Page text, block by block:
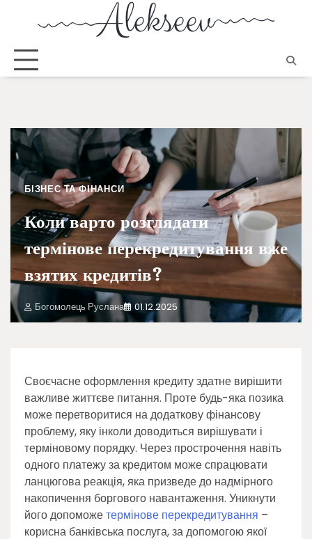
БІЗНЕС ТА ФІНАНСИ
Коли варто розглядати
термінове перекредитування вже
взятих кредитів?
Богомолець Руслана 01.12.2025
Своєчасне оформлення кредиту здатне вирішити
важливе життєве питання. Проте будь-яка позика
може перетворитися на додаткову фінансову
проблему, яку інколи доводиться вирішувати і
терміновому порядку. Через прострочення навіть
одного платежу за кредитом може спрацювати
ланцюгова реакція, яка призведе до надмірного
накопичення боргового навантаження. Уникнути
його допоможетермінове перекредитування –
корисна банківська послуга, за допомогою якої